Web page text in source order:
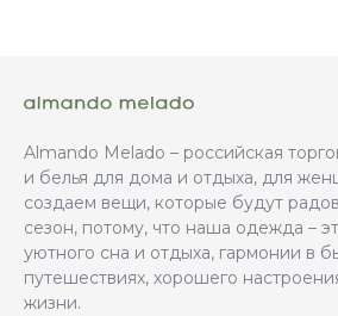
Almando Melado – российская
и белья для дома и отдыха, для
создаем вещи, которые будут
сезон, потому, что наша одежда –
уютного сна и отдыха, гармонии в
путешествиях, хорошего
жизни.